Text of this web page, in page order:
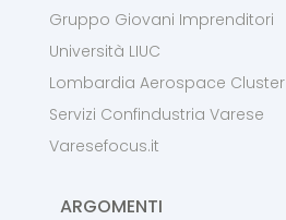
Gruppo Giovani Imprenditori
Università LIUC
Lombardia Aerospace Cluster
Servizi Confindustria Varese
Varesefocus.it
ARGOMENTI